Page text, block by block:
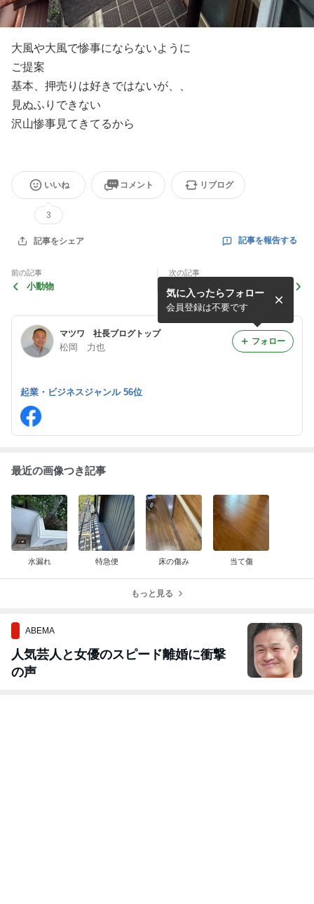
大風や大風で惨事にならないように
ご提案
基本、押売りは好きではないが、、
見ぬふりできない
沢山惨事見てきてるから
いいね
3
コメント リブログ
記事をシェア 記事を報告する
前の記事
小動物
次の記事
マツワ 社長ブログトップ
松岡 力也
気に入ったらフォロー
会員登録は不要です
フォロー
起業・ビジネスジャンル 56位
最近の画像つき記事
水漏れ 特急便 床の傷み 当て傷
もっと見る
ABEMA
人気芸人と女優のスピード離婚に衝撃
の声